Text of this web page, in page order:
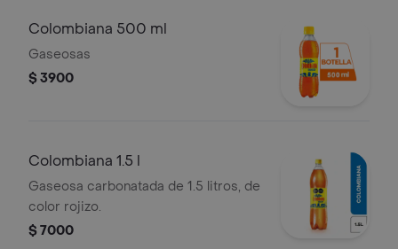
Colombiana 500 ml
Gaseosas
$ 3900
Colombiana 1.5 l
Gaseosa carbonatada de 1.5 litros, de
color rojizo.
$ 7000